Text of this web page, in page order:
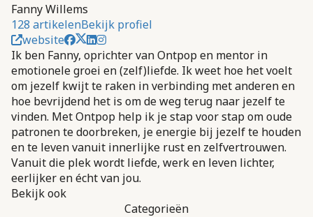
Fanny Willems
128 artikelenBekijk profiel
website
Ik ben Fanny, oprichter van Ontpop en mentor in
emotionele groei en (zelf)liefde. Ik weet hoe het voelt
om jezelf kwijt te raken in verbinding met anderen en
hoe bevrijdend het is om de weg terug naar jezelf te
vinden. Met Ontpop help ik je stap voor stap om oude
patronen te doorbreken, je energie bij jezelf te houden
en te leven vanuit innerlijke rust en zelfvertrouwen.
Vanuit die plek wordt liefde, werk en leven lichter,
eerlijker en écht van jou.
Bekijk ook
Categorieën